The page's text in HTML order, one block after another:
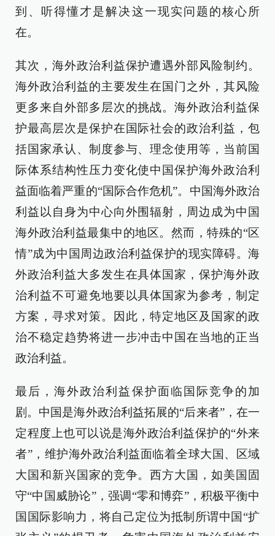
到、听得懂才是解决这一现实问题的核心所
在。
其次，海外政治利益保护遭遇外部风险制约。
海外政治利益的主要发生在国门之外，其风险
更多来自外部多层次的挑战。海外政治利益保
护最高层次是保护在国际社会的政治利益，包
括国家承认、制度参与、理念使用等，当前国
际体系结构性压力变化使中国保护海外政治利
益面临着严重的“国际合作危机”。中国海外政治
利益以自身为中心向外围辐射，周边成为中国
海外政治利益最集中的地区。然而，特殊的“区
情”成为中国周边政治利益保护的现实障碍。海
外政治利益大多发生在具体国家，保护海外政
治利益不可避免地要以具体国家为参考，制定
方案，寻求对策。因此，特定地区及国家的政
治不稳定趋势将进一步冲击中国在当地的正当
政治利益。
最后，海外政治利益保护面临国际竞争的加
剧。中国是海外政治利益拓展的“后来者”，在一
定程度上也可以说是海外政治利益保护的“外来
者”，维护海外政治利益面临着全球大国、区域
大国和新兴国家的竞争。西方大国，如美国固
守“中国威胁论”，强调“零和博弈”，积极平衡中
国国际影响力，将自己定位为抵制所谓中国“扩